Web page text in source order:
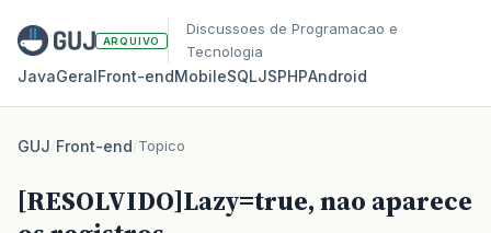
ARQUIVO
Discussoes de Programacao e
Tecnologia
JavaGeralFront‑endMobileSQLJSPHPAndroid
GUJ/Front-end/Topico
[RESOLVIDO]Lazy=true, nao aparece